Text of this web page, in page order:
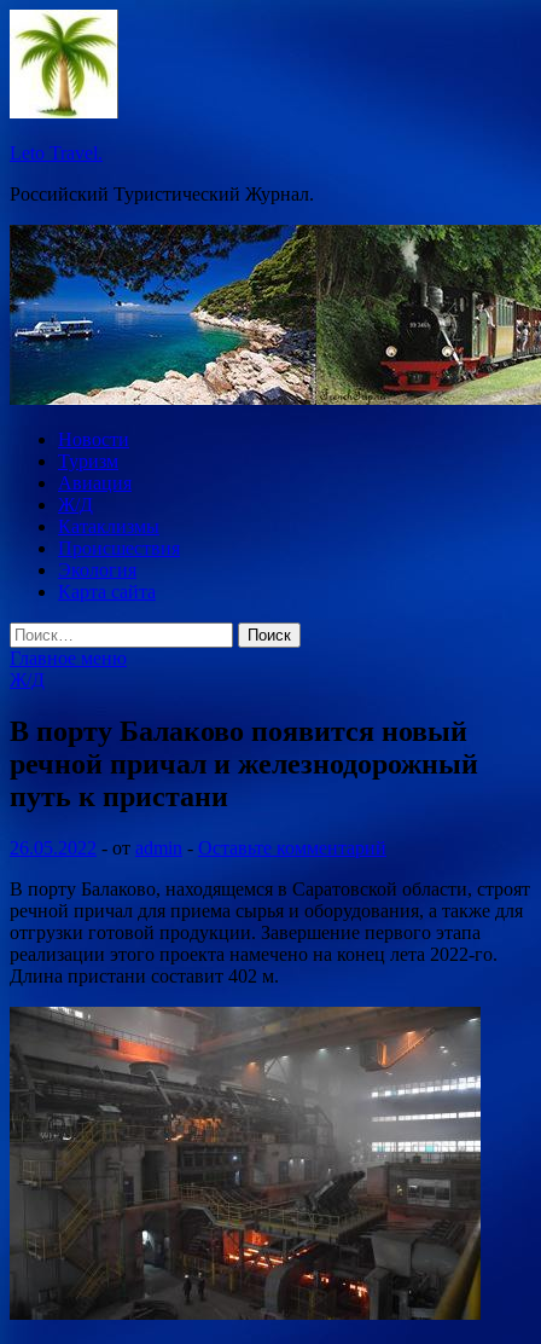
Перейти
к
содержимому
Leto Travel.
Российский Туристический Журнал.
Новости
Туризм
Авиация
Ж/Д
Катаклизмы
Происшествия
Экология
Карта сайта
Найти:
Главное меню
Ж/Д
В порту Балаково появится новый
речной причал и железнодорожный
путь к пристани
26.05.2022 - от admin - Оставьте комментарий
В порту Балаково, находящемся в Саратовской области, строят
речной причал для приема сырья и оборудования, а также для
отгрузки готовой продукции. Завершение первого этапа
реализации этого проекта намечено на конец лета 2022-го.
Длина пристани составит 402 м.